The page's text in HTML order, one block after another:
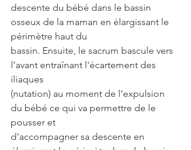
descente du bébé dans le bassin
osseux de la maman en élargissant le
périmètre haut du
bassin. Ensuite, le sacrum bascule vers
l’avant entraînant l'écartement des
iliaques
(nutation) au moment de l’expulsion
du bébé ce qui va permettre de le
pousser et
d'accompagner sa descente en